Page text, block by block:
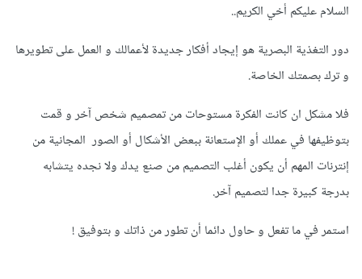
السلام عليكم أخي الكريم..
دور التغذية البصرية هو إيجاد أفكار جديدة لأعمالك و العمل على تطويرها
و ترك بصمتك الخاصة.
فلا مشكل ان كانت الفكرة مستوحات من تمصميم شخص آخر و قمت
بتوظيفها في عملك أو الإستعانة ببعض الأشكال أو الصور المجانية من
إنترنات المهم أن يكون أغلب التصميم من صنع يدك ولا نجده يتشابه
بدرجة كبيرة جدا لتصميم آخر.
استمر في ما تفعل و حاول دائما أن تطور من ذاتك و بتوفيق !